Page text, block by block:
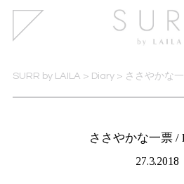
SURR by LAILA > Diary> ささやかな
ささやかな一票 /
27.3.2018